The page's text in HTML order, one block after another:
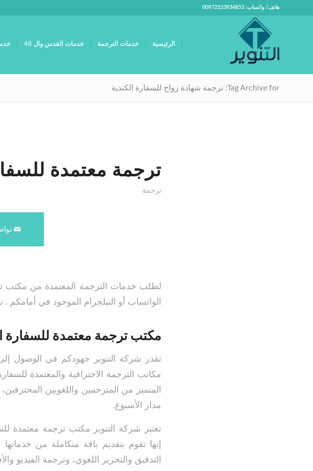
هاتف/ واتساب: 00972523934853
الرئيسية خدمات الترجمة خدمات القدس وال 48
Tag Archive for: ترجمة شهادة زواج للسفارة الكندية
ترجمة معتمدة
ترجمة
لطلب خدمات الترجمة المعتمدة من مكتب
الواتساب أو التيلجرام الموجود في
مكتب ترجمة معتمدة للسفارة
تقدر شركة التنوير جهودكم في الوصول
مكاتب الترجمة الاحترافية والمعتمدة
المتميز من المترجمين واللغويين
مدار الأسبوع.
تعتبر شركة التنوير مكتب ترجمة معتمدة
إنها تقوم بتقديم باقة متكاملة من
التدقيق والتحرير اللغوي، وترجمة الفيديو